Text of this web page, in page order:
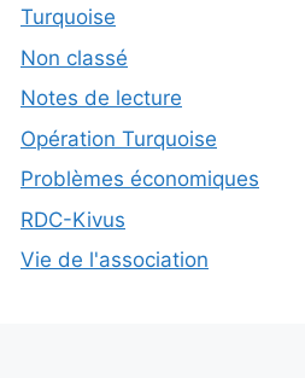
Turquoise
Non classé
Notes de lecture
Opération Turquoise
Problèmes économiques
RDC-Kivus
Vie de l'association